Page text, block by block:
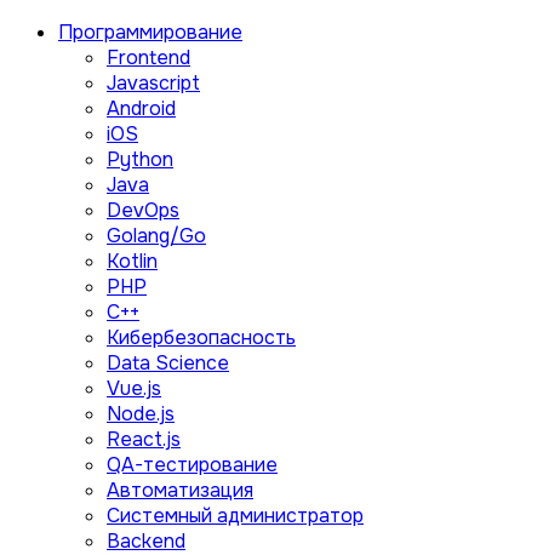
Программирование
Frontend
Javascript
Android
iOS
Python
Java
DevOps
Golang/Go
Kotlin
PHP
C++
Кибербезопасность
Data Science
Vue.js
Node.js
React.js
QA-тестирование
Автоматизация
Системный администратор
Backend